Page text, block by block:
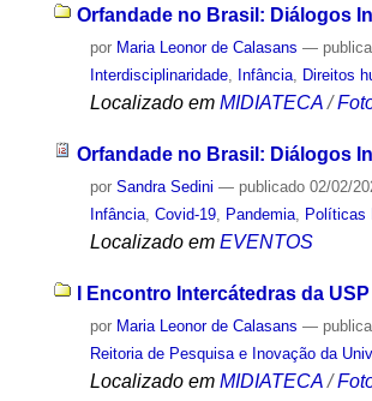
Orfandade no Brasil: Diálogos
por Maria Leonor de Calasans —
Interdisciplinaridade, Infância, Direitos
Localizado em MIDIATECA /
Orfandade no Brasil: Diálogos
porSandra Sedini — publicado 02/02/
Infância,Covid-19, Pandemia, Políticas
Localizado em EVENTOS
I Encontro Intercátedras da
por Maria Leonor de Calasans —
Reitoria de Pesquisa e Inovação da
Localizado em MIDIATECA /